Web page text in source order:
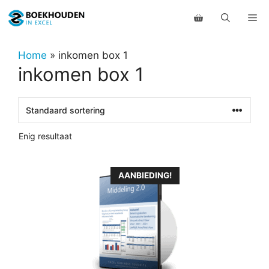
naar
inhoudHome » inkomen box 1
inkomen box 1
Enig resultaat
AANBIEDING!